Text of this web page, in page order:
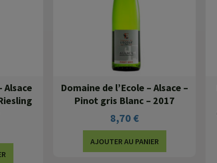
Alsace
Domaine de l’Ecole – Alsace –
Pinot gris Blanc – 2017
8,70 €
AJOUTER AU PANIER